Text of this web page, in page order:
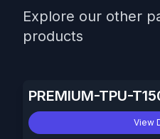
Explore our other
products
PREMIUM-TPU-
View